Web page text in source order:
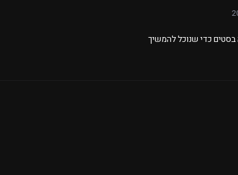
כדי שנוכל להמשיך